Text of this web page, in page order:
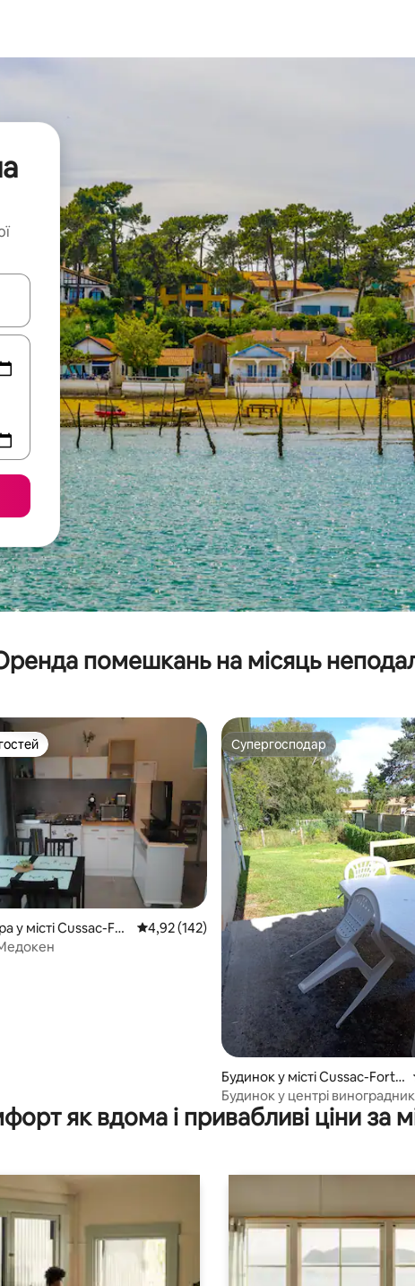
навігації сторінкою клавіші зі стрілками вгору та вниз або
помешкань на місяць
5, відгуки: 61
у місті Cussac-For
Середня оцінка: 4,92 з 5, відгуки: 142
4,92 (142)
Супергосподар
Супергосподар
Будинок у місті Cussac-Fort-
Médoc
Будинок у центрі
як вдома і привабливі ціни за